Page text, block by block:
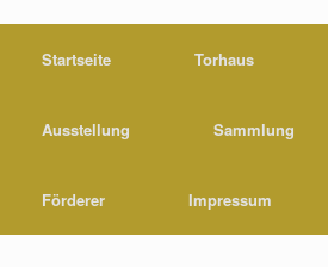
Startseite Torhaus
Ausstellung Sammlung
Förderer Impressum